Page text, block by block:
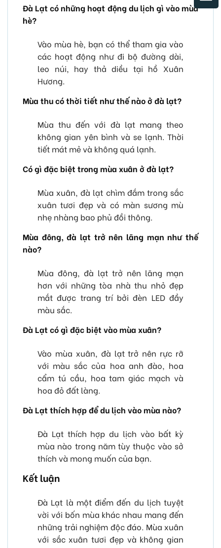
Đà Lạt có những hoạt động du lịch gì vào mùa
hè?
Vào mùa hè, bạn có thể tham gia vào
các hoạt động như đi bộ đường dài,
leo núi, hay thả diều tại hồ Xuân
Hương.
Mùa thu có thời tiết như thế nào ở đà lạt?
Mùa thu đến với đà lạt mang theo
không gian yên bình và se lạnh. Thời
tiết mát mẻ và không quá lạnh.
Có gì đặc biệt trong mùa xuân ở đà lạt?
Mùa xuân, đà lạt chìm đắm trong sắc
xuân tươi đẹp và có màn sương mù
nhẹ nhàng bao phủ đồi thông.
Mùa đông, đà lạt trở nên lãng mạn như thế
nào?
Mùa đông, đà lạt trở nên lãng mạn
hơn với những tòa nhà thu nhỏ đẹp
mắt được trang trí bởi đèn LED đầy
màu sắc.
Đà Lạt có gì đặc biệt vào mùa xuân?
Vào mùa xuân, đà lạt trở nên rực rỡ
với màu sắc của hoa anh đào, hoa
cẩm tú cầu, hoa tam giác mạch và
hoa đỏ đất làng.
Đà Lạt thích hợp để du lịch vào mùa nào?
Đà Lạt thích hợp du lịch vào bất kỳ
mùa nào trong năm tùy thuộc vào sở
thích và mong muốn của bạn.
Kết luận
Đà Lạt là một điểm đến du lịch tuyệt
vời với bốn mùa khác nhau mang đến
những trải nghiệm độc đáo. Mùa xuân
với sắc xuân tươi đẹp và không gian